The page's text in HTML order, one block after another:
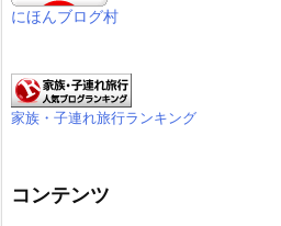
にほんブログ村
家族・子連れ旅行ランキング
コンテンツ